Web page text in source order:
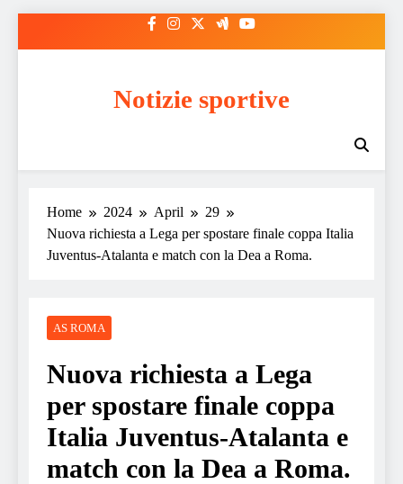
Notizie sportive
Home 2024 April
29
Nuova richiesta a Lega per spostare finale coppa Italia
Juventus-Atalanta e match con la Dea a Roma.
AS ROMA
Nuova richiesta a Lega
per spostare finale coppa
Italia Juventus-Atalanta e
match con la Dea a Roma.